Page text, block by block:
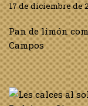
17 de diciembre de
Pan de limón
Campos